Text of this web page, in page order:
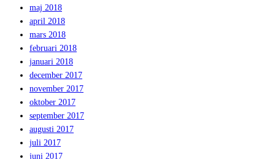
maj 2018
april 2018
mars 2018
februari 2018
januari 2018
december 2017
november 2017
oktober 2017
september 2017
augusti 2017
juli 2017
juni 2017